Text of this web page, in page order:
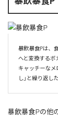
暴飲暴食Pは、
へと変換するボ
キャッチーなメ
し」と繰り返し
暴飲暴食Pの他